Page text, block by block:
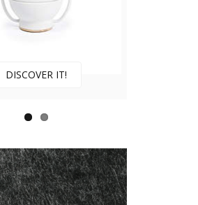
DISCOVER IT!